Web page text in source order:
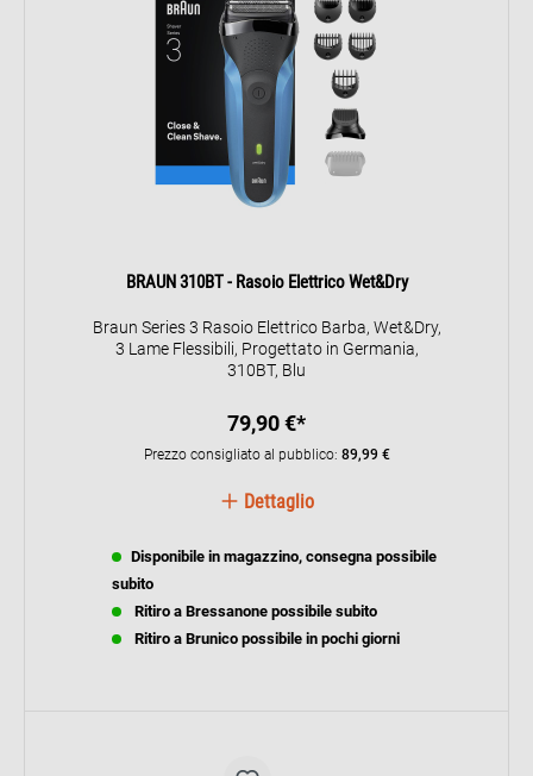
BRAUN 310BT - Rasoio Elettrico Wet&Dry
Braun Series 3 Rasoio Elettrico Barba, Wet&Dry,
3 Lame Flessibili, Progettato in Germania,
310BT, Blu
79,90 €*
Prezzo consigliato al pubblico: 89,99 €
Dettaglio
Disponibile in magazzino, consegna possibile
subito
Ritiro a Bressanone possibile subito
Ritiro a Brunico possibile in pochi giorni